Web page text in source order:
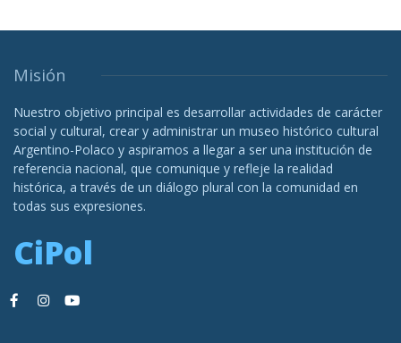
Misión
Nuestro objetivo principal es desarrollar actividades de carácter
social y cultural, crear y administrar un museo histórico cultural
Argentino-Polaco y aspiramos a llegar a ser una institución de
referencia nacional, que comunique y refleje la realidad
histórica, a través de un diálogo plural con la comunidad en
todas sus expresiones.
CiPol